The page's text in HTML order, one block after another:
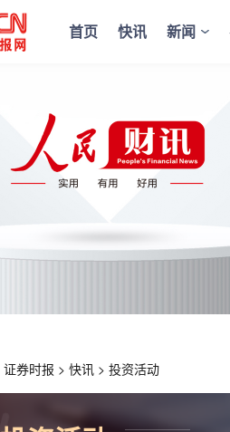
首页 快讯 新闻
证券时报 > 快讯 > 投资活动